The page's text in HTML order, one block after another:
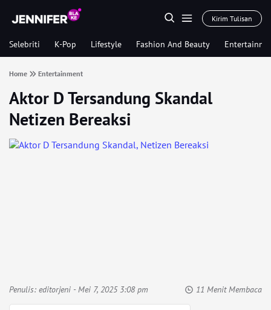
Kirim Tulisan
Selebriti K-Pop Lifestyle Fashion And Beauty
Home Entertainment
Aktor D Tersandung Skandal
Netizen Bereaksi
Penulis: editorjeni - Mei 7, 2025 3:08 pm 11 Menit Membaca